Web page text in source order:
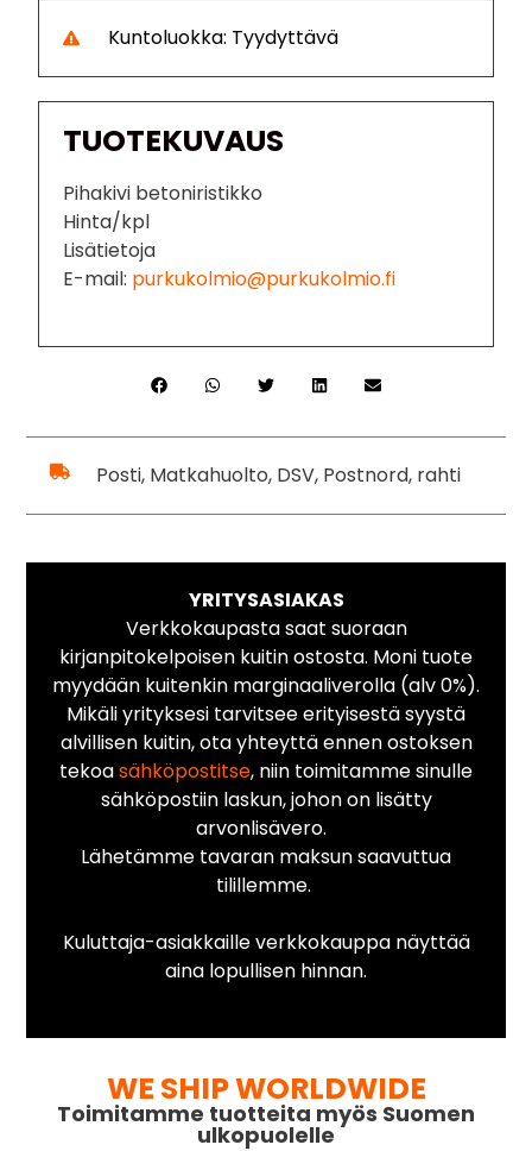
Kuntoluokka: Tyydyttävä
TUOTEKUVAUS
Pihakivi betoniristikko
Hinta/kpl
Lisätietoja
E-mail: purkukolmio@purkukolmio.fi
Posti, Matkahuolto, DSV, Postnord, rahti
YRITYSASIAKAS
Verkkokaupasta saat suoraan
kirjanpitokelpoisen kuitin ostosta. Moni tuote
myydään kuitenkin marginaaliverolla (alv 0%).
Mikäli yrityksesi tarvitsee erityisestä syystä
alvillisen kuitin, ota yhteyttä ennen ostoksen
tekoasähköpostitse, niin toimitamme sinulle
sähköpostiin laskun, johon on lisätty
arvonlisävero.
Lähetämme tavaran maksun saavuttua
tilillemme.
Kuluttaja-asiakkaille verkkokauppa näyttää
aina lopullisen hinnan.
WE SHIP WORLDWIDE
Toimitamme tuotteita myös Suomen
ulkopuolelle